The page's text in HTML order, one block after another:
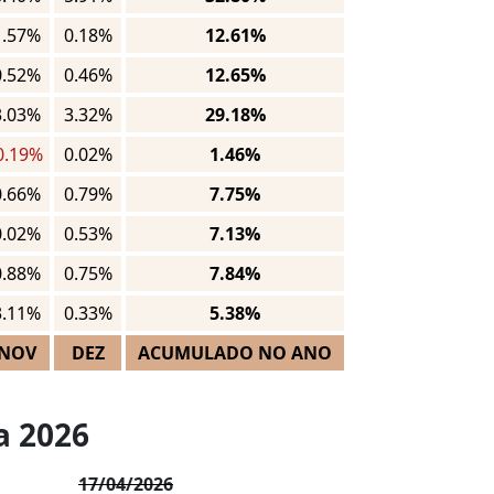
0.18%
12.61%
0.46%
12.65%
3.32%
29.18%
0.02%
1.46%
0.79%
7.75%
0.53%
7.13%
0.75%
7.84%
0.33%
5.38%
DEZ ACUMULADO NO ANO
2026
17/04/2026